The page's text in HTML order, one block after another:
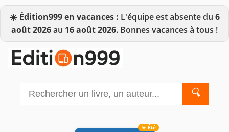
☀️ Édition999 en vacances : L'équipe est absente du 6
août 2026au 16 août 2026. Bonnes vacances à tous !
🔍